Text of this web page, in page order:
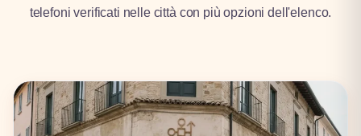
telefoni verificati nelle città con più opzioni dell'elenco.